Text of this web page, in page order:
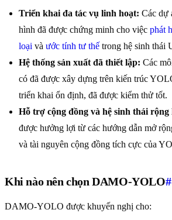
Triển khai đa tác vụ linh hoạt: Các dự
hình đã được chứng minh cho việc phát
loại và ước tính tư thế trong hệ sinh thái
Hệ thống sản xuất đã thiết lập: Các
có đã được xây dựng trên kiến trúc
triển khai ổn định, đã được kiểm thử tốt.
Hỗ trợ cộng đồng và hệ sinh thái rộng
được hưởng lợi từ các hướng dẫn mở
và tài nguyên cộng đồng tích cực của
Khi nào nên chọn DAMO-YOLO#
DAMO-YOLO được khuyến nghị cho: